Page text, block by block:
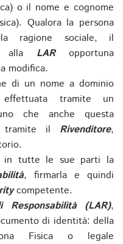
o il nome e cognome
Qualora la persona
ragione sociale, il
alla LARopportuna
modifica.
di un nome a dominio
tramite un
che anche questa
tramite il Rivenditore,
in tutte le sue parti la
, firmarla e quindi
competente.
(LAR),
di identità: della
Fisica o legale